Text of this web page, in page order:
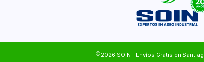
2026 SOIN - Envíos Gratis en